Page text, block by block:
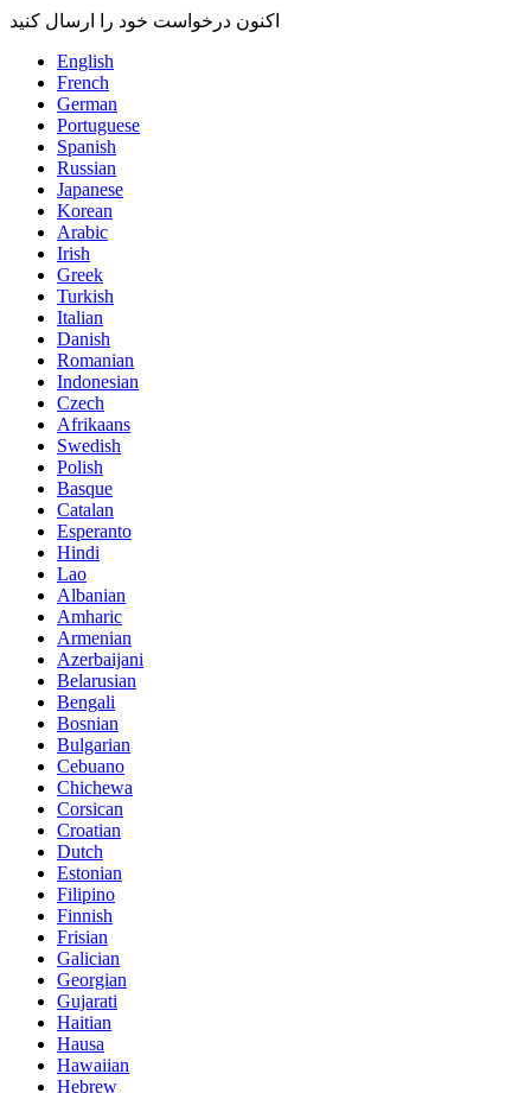
اکنون درخواست خود را ارسال کنید
English
French
German
Portuguese
Spanish
Russian
Japanese
Korean
Arabic
Irish
Greek
Turkish
Italian
Danish
Romanian
Indonesian
Czech
Afrikaans
Swedish
Polish
Basque
Catalan
Esperanto
Hindi
Lao
Albanian
Amharic
Armenian
Azerbaijani
Belarusian
Bengali
Bosnian
Bulgarian
Cebuano
Chichewa
Corsican
Croatian
Dutch
Estonian
Filipino
Finnish
Frisian
Galician
Georgian
Gujarati
Haitian
Hausa
Hawaiian
Hebrew